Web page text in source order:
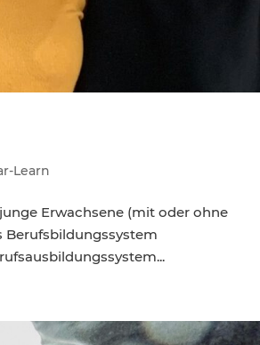
Learn
Erwachsene (mit oder ohne
Berufsbildungssystem